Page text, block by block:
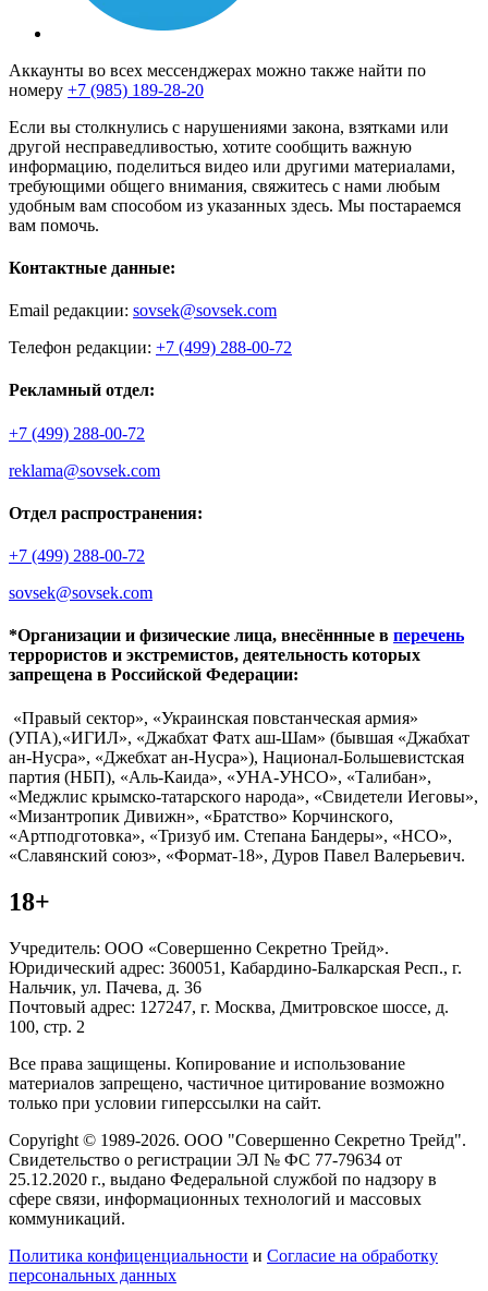
Аккаунты во всех мессенджерах можно также найти по
номеру +7 (985) 189-28-20
Если вы столкнулись с нарушениями закона, взятками или
другой несправедливостью, хотите сообщить важную
информацию, поделиться видео или другими материалами,
требующими общего внимания, свяжитесь с нами любым
удобным вам способом из указанных здесь. Мы постараемся
вам помочь.
Контактные данные:
Email редакции: sovsek@sovsek.com
Телефон редакции: +7 (499) 288-00-72
Рекламный отдел:
+7 (499) 288-00-72
reklama@sovsek.com
Отдел распространения:
+7 (499) 288-00-72
sovsek@sovsek.com
*Организации и физические лица, внесённные в перечень
террористов и экстремистов, деятельность которых
запрещена в Российской Федерации:
«Правый сектор», «Украинская повстанческая армия»
(УПА),«ИГИЛ», «Джабхат Фатх аш-Шам» (бывшая «Джабхат
ан-Нусра», «Джебхат ан-Нусра»), Национал-Большевистская
партия (НБП), «Аль-Каида», «УНА-УНСО», «Талибан»,
«Меджлис крымско-татарского народа», «Свидетели Иеговы»,
«Мизантропик Дивижн», «Братство» Корчинского,
«Артподготовка», «Тризуб им. Степана Бандеры», «НСО»,
«Славянский союз», «Формат-18», Дуров Павел Валерьевич.
18+
Учредитель: ООО «Совершенно Секретно Трейд».
Юридический адрес: 360051, Кабардино-Балкарская Респ., г.
Нальчик, ул. Пачева, д. 36
Почтовый адрес: 127247, г. Москва, Дмитровское шоссе, д.
100, стр. 2
Все права защищены. Копирование и использование
материалов запрещено, частичное цитирование возможно
только при условии гиперссылки на сайт.
Copyright © 1989-2026. ООО "Совершенно Секретно Трейд".
Свидетельство о регистрации ЭЛ № ФС 77-79634 от
25.12.2020 г., выдано Федеральной службой по надзору в
сфере связи, информационных технологий и массовых
коммуникаций.
Политика конфиценциальности и Согласие на обработку
персональных данных